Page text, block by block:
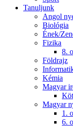
Tanuljunk
Angol
Biológia
Ének/
Fizika
8.
Földrajz
Kémia
Magyar
Magyar
1.
6.